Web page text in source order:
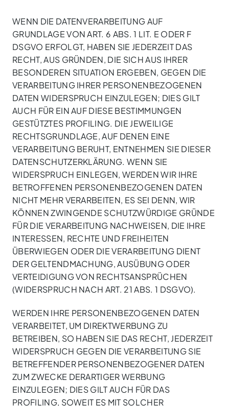
WENN DIE DATENVERARBEITUNG AUF
GRUNDLAGE VON ART. 6 ABS. 1 LIT. E ODER F
DSGVO ERFOLGT, HABEN SIE JEDERZEIT DAS
RECHT, AUS GRÜNDEN, DIE SICH AUS IHRER
BESONDEREN SITUATION ERGEBEN, GEGEN DIE
VERARBEITUNG IHRER PERSONENBEZOGENEN
DATEN WIDERSPRUCH EINZULEGEN; DIES GILT
AUCH FÜR EIN AUF DIESE BESTIMMUNGEN
GESTÜTZTES PROFILING. DIE JEWEILIGE
RECHTSGRUNDLAGE, AUF DENEN EINE
VERARBEITUNG BERUHT, ENTNEHMEN SIE DIESER
DATENSCHUTZERKLÄRUNG. WENN SIE
WIDERSPRUCH EINLEGEN, WERDEN WIR IHRE
BETROFFENEN PERSONENBEZOGENEN DATEN
NICHT MEHR VERARBEITEN, ES SEI DENN, WIR
KÖNNEN ZWINGENDE SCHUTZWÜRDIGE GRÜNDE
FÜR DIE VERARBEITUNG NACHWEISEN, DIE IHRE
INTERESSEN, RECHTE UND FREIHEITEN
ÜBERWIEGEN ODER DIE VERARBEITUNG DIENT
DER GELTENDMACHUNG, AUSÜBUNG ODER
VERTEIDIGUNG VON RECHTSANSPRÜCHEN
(WIDERSPRUCH NACH ART. 21 ABS. 1 DSGVO).
WERDEN IHRE PERSONENBEZOGENEN DATEN
VERARBEITET, UM DIREKTWERBUNG ZU
BETREIBEN, SO HABEN SIE DAS RECHT, JEDERZEIT
WIDERSPRUCH GEGEN DIE VERARBEITUNG SIE
BETREFFENDER PERSONENBEZOGENER DATEN
ZUM ZWECKE DERARTIGER WERBUNG
EINZULEGEN; DIES GILT AUCH FÜR DAS
PROFILING, SOWEIT ES MIT SOLCHER